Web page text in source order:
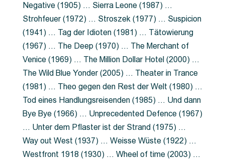
Negative (1905) … Sierra Leone (1987) …
Strohfeuer (1972) … Stroszek (1977) … Suspicion
(1941) … Tag der Idioten (1981) … Tätowierung
(1967) … The Deep (1970) … The Merchant of
Venice (1969) … The Million Dollar Hotel (2000) …
The Wild Blue Yonder (2005) … Theater in Trance
(1981) … Theo gegen den Rest der Welt (1980) …
Tod eines Handlungsreisenden (1985) … Und dann
Bye Bye (1966) … Unprecedented Defence (1967)
… Unter dem Pflaster ist der Strand (1975) …
Way out West (1937) … Weisse Wüste (1922) …
Westfront 1918 (1930) … Wheel of time (2003) …